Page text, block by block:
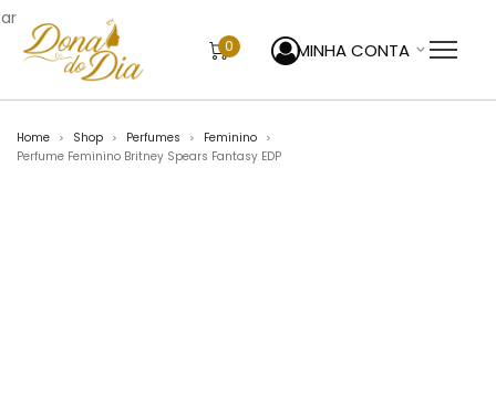
0 MINHA CONTA
Home > Shop > Perfumes > Feminino >
Perfume Feminino Britney Spears Fantasy EDP